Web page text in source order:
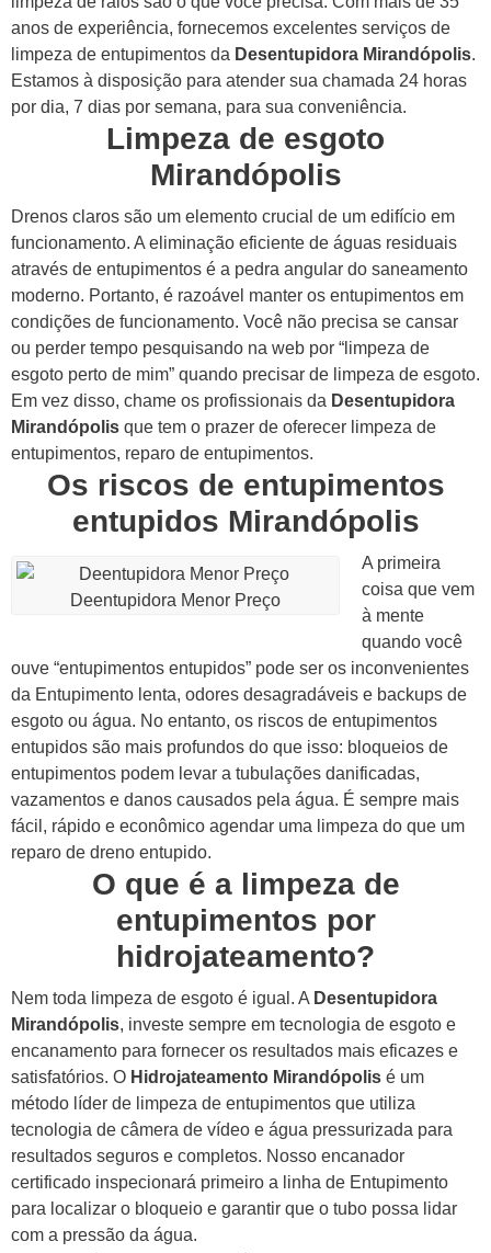
anos de experiência, fornecemos excelentes serviços de
limpeza de entupimentos da Desentupidora Mirandópolis.
Estamos à disposição para atender sua chamada 24 horas
por dia, 7 dias por semana, para sua conveniência.
Limpeza de esgoto
Mirandópolis
Drenos claros são um elemento crucial de um edifício em
funcionamento. A eliminação eficiente de águas residuais
através de entupimentos é a pedra angular do saneamento
moderno. Portanto, é razoável manter os entupimentos em
condições de funcionamento. Você não precisa se cansar
ou perder tempo pesquisando na web por “limpeza de
esgoto perto de mim” quando precisar de limpeza de esgoto.
Em vez disso, chame os profissionais da Desentupidora
Mirandópolis que tem o prazer de oferecer limpeza de
entupimentos, reparo de entupimentos.
Os riscos de entupimentos
entupidos Mirandópolis
Deentupidora Menor Preço
A primeira
coisa que vem
à mente
quando você
ouve “entupimentos entupidos” pode ser os inconvenientes
da Entupimento lenta, odores desagradáveis e backups de
esgoto ou água. No entanto, os riscos de entupimentos
entupidos são mais profundos do que isso: bloqueios de
entupimentos podem levar a tubulações danificadas,
vazamentos e danos causados pela água. É sempre mais
fácil, rápido e econômico agendar uma limpeza do que um
reparo de dreno entupido.
O que é a limpeza de
entupimentos por
hidrojateamento?
Nem toda limpeza de esgoto é igual. A Desentupidora
Mirandópolis, investe sempre em tecnologia de esgoto e
encanamento para fornecer os resultados mais eficazes e
satisfatórios. O Hidrojateamento Mirandópolis é um
método líder de limpeza de entupimentos que utiliza
tecnologia de câmera de vídeo e água pressurizada para
resultados seguros e completos. Nosso encanador
certificado inspecionará primeiro a linha de Entupimento
para localizar o bloqueio e garantir que o tubo possa lidar
com a pressão da água.